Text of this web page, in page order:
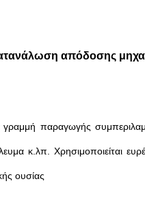
απόδοσης
γραμμή παραγωγής
κ.λπ. Χρησιμοποιείται
ουσίας